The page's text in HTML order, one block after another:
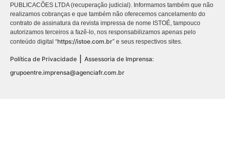
PUBLICACÕES LTDA (recuperação judicial). Informamos também que não
realizamos cobranças e que também não oferecemos cancelamento do
contrato de assinatura da revista impressa de nome ISTOÉ, tampouco
autorizamos terceiros a fazê-lo, nos responsabilizamos apenas pelo
conteúdo digital “https://istoe.com.br” e seus respectivos sites.
Política de Privacidade | Assessoria de Imprensa:
grupoentre.imprensa@agenciafr.com.br